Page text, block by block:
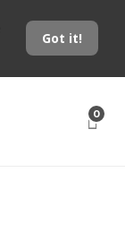
Got it!
0